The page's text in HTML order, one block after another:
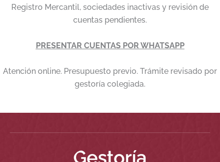
Registro Mercantil, sociedades inactivas y revisión de
cuentas pendientes.
PRESENTAR CUENTAS POR WHATSAPP
Atención online. Presupuesto previo. Trámite revisado por
gestoría colegiada.